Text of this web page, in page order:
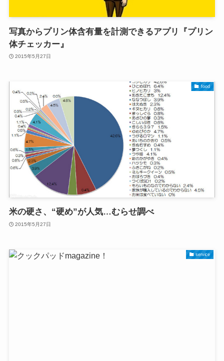
写真からプリン体含有量を計測できるアプリ『プリン
体チェッカー』
2015年5月27日
food
米の硬さ、“硬め”が人気…むらせ調べ
2015年5月27日
service